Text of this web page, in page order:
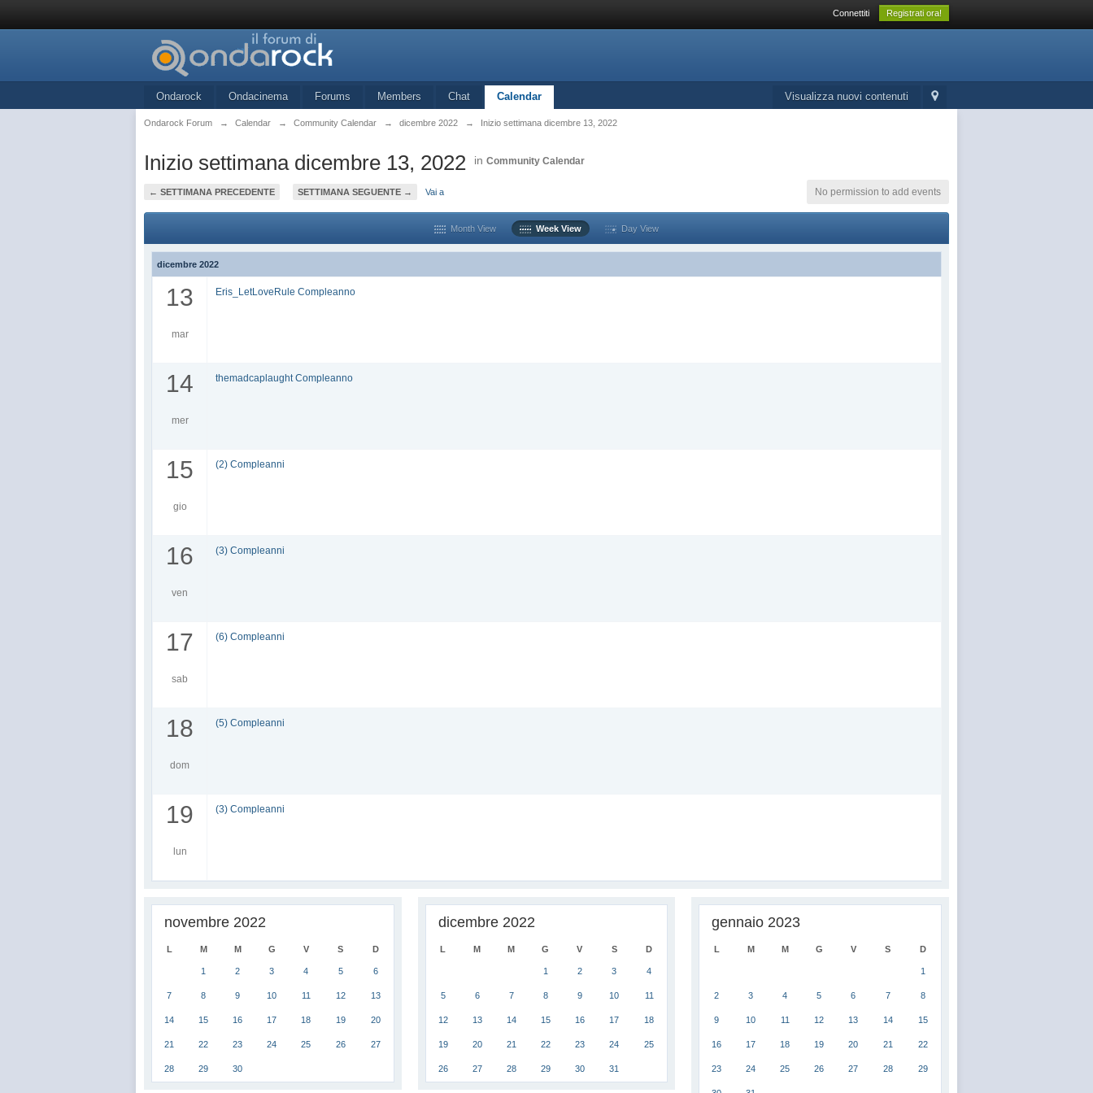
Connettiti Registrati ora!
Visualizza nuovi contenuti
Ondarock Ondacinema Forums Members Chat Calendar
Ondarock Forum → Calendar → Community Calendar → dicembre 2022 → Inizio settimana dicembre 13, 2022
Inizio settimana dicembre 13, 2022 in Community Calendar
← SETTIMANA PRECEDENTE SETTIMANA SEGUENTE → Vai a No permission to add events
Month View Week View Day View
dicembre 2022
13
mar
Eris_LetLoveRule Compleanno
14
mer
themadcaplaught Compleanno
15
gio
(2) Compleanni
16
ven
(3) Compleanni
17
sab
(6) Compleanni
18
dom
(5) Compleanni
19
lun
(3) Compleanni
novembre 2022
L M M G V S D
1 2 3 4 5 6
7 8 9 10 11 12 13
14 15 16 17 18 19 20
21 22 23 24 25 26 27
28 29 30
dicembre 2022
L M M G V S D
1 2 3 4
5 6 7 8 9 10 11
12 13 14 15 16 17 18
19 20 21 22 23 24 25
26 27 28 29 30 31
gennaio 2023
L M M G V S D
1
2 3 4 5 6 7 8
9 10 11 12 13 14 15
16 17 18 19 20 21 22
23 24 25 26 27 28 29